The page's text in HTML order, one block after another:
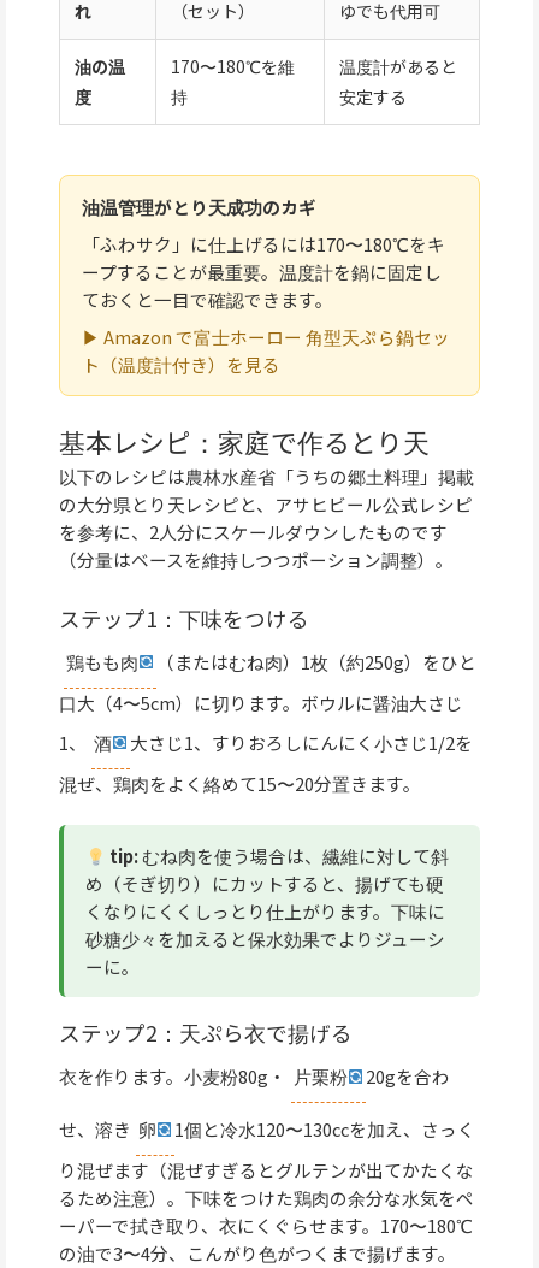
れ （セット） ゆでも代用可
油の温
度
170〜180℃を維
持
温度計があると
安定する
油温管理がとり天成功のカギ
「ふわサク」に仕上げるには170〜180℃をキ
ープすることが最重要。温度計を鍋に固定し
ておくと一目で確認できます。
▶ Amazon で富士ホーロー 角型天ぷら鍋セッ
ト（温度計付き）を見る
基本レシピ：家庭で作るとり天
以下のレシピは農林水産省「うちの郷土料理」掲載
の大分県とり天レシピと、アサヒビール公式レシピ
を参考に、2人分にスケールダウンしたものです
（分量はベースを維持しつつポーション調整）。
ステップ1：下味をつける
鶏もも肉
（またはむね肉）1枚（約250g）をひと
口大（4〜5cm）に切ります。ボウルに醤油大さじ
1、
酒
大さじ1、すりおろしにんにく小さじ1/2を
混ぜ、鶏肉をよく絡めて15〜20分置きます。
tip:むね肉を使う場合は、繊維に対して斜
め（そぎ切り）にカットすると、揚げても硬
くなりにくくしっとり仕上がります。下味に
砂糖少々を加えると保水効果でよりジューシ
ーに。
ステップ2：天ぷら衣で揚げる
衣を作ります。小麦粉80g・ 片栗粉 20gを合わ
せ、溶き 卵
1個と冷水120〜130ccを加え、さっく
り混ぜます（混ぜすぎるとグルテンが出てかたくな
るため注意）。下味をつけた鶏肉の余分な水気をペ
ーパーで拭き取り、衣にくぐらせます。170〜180℃
の油で3〜4分、こんがり色がつくまで揚げます。